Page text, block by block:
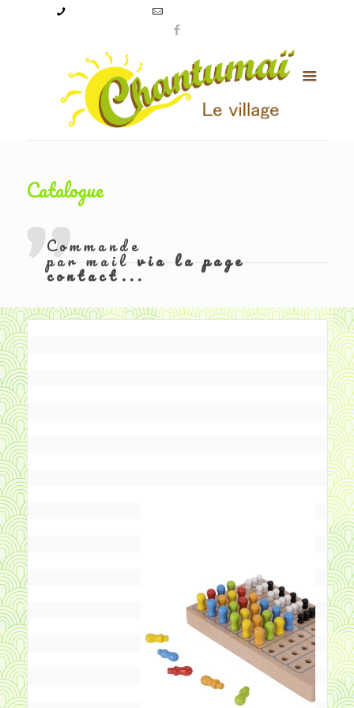
Catalogue
Commande
par mailvia la page
contact...